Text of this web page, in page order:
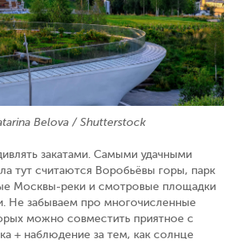
Belova / Shutterstock
закатами. Самыми удачными
тут считаются Воробьёвы горы, парк
Москвы-реки и смотровые площадки
Не забываем про многочисленные
можно совместить приятное с
+ наблюдение за тем, как солнце